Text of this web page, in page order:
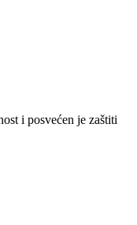
i posvećen je zaštiti